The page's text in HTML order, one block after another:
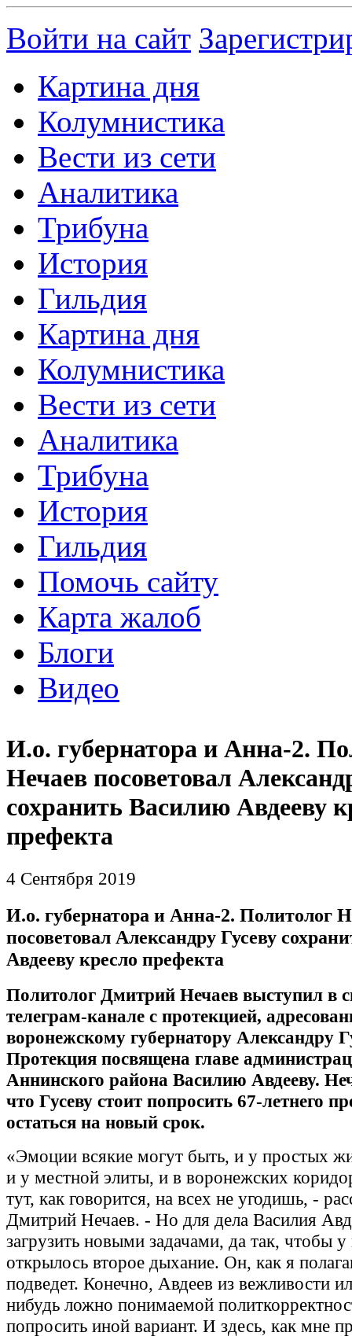
Войти на сайт
Картина дня
Колумнистика
Вести из сети
Аналитика
Трибуна
История
Гильдия
Картина дня
Колумнистика
Вести из сети
Аналитика
Трибуна
История
Гильдия
Помочь сайту
Карта жалоб
Блоги
Видео
И.о. губернатора и Анна-2.
Нечаев посоветовал
сохранить Василию Авдееву
префекта
4 Сентября 2019
И.о. губернатора и Анна-2. Политолог
посоветовал Александру Гусеву
Авдееву кресло префекта
Политолог Дмитрий Нечаев выступил в
телеграм-канале с протекцией,
воронежскому губернатору Александру
Протекция посвящена главе
Аннинского района Василию Авдееву.
что Гусеву стоит попросить 67-летнего
остаться на новый срок.
«Эмоции всякие могут быть, и у простых
и у местной элиты, и в воронежских
тут, как говорится, на всех не угодишь, -
Дмитрий Нечаев. - Но для дела Василия
загрузить новыми задачами, да так, чтобы у
открылось второе дыхание. Он, как я
подведет. Конечно, Авдеев из вежливости
нибудь ложно понимаемой
попросить иной вариант. И здесь, как мне